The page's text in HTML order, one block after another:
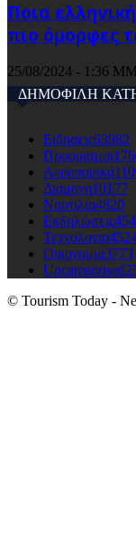
Ποια
πιο όμορφες
25/08/2024 - 1:36 ΜΜ
ΔΗΜΟΦΙΛΗ
Ειδησεις63982
Προορισμοι
Αεροπορικά
Διαμονη10177
Ναυτιλια4820
Εκδηλώσεις
Τεχνολογια
Οικονομια3773
Uncategorised
© Tourism Today -